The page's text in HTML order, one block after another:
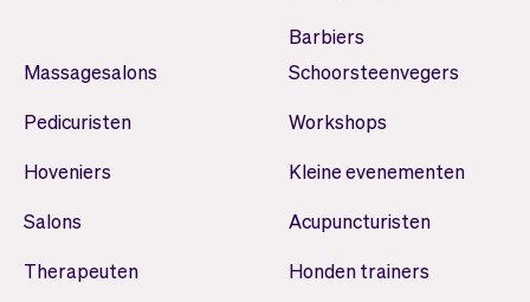
Barbiers
Massagesalons
Pedicuristen
Hoveniers
Salons
Therapeuten
Schoorsteenvegers
Workshops
Kleine evenementen
Acupuncturisten
Honden trainers